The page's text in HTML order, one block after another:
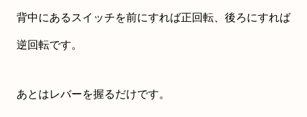
背中にあるスイッチを前にすれば正回転、後ろにすれば
逆回転です。
あとはレバーを握るだけです。